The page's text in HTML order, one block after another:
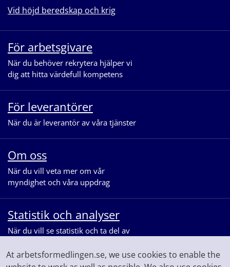
At arbetsformedlingen.se, we use cookies to enable the
Vid höjd beredskap och krig
För arbetsgivare
När du behöver rekrytera hjälper vi
dig att hitta värdefull kompetens
För leverantörer
När du är leverantör av våra tjänster
Om oss
När du vill veta mer om vår
myndighet och våra uppdrag
Statistik och analyser
När du vill se statistik och ta del av